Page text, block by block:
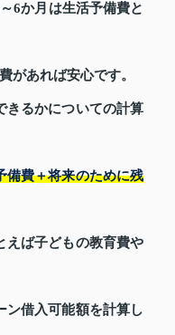
6か月は生活予備費と
があれば安心です。
きるかについての計算
備費＋将来のために残
えば子どもの教育費や
ン借入可能額を計算し